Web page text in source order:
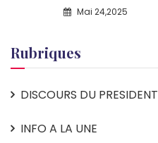
Mai 24,2025
Rubriques
DISCOURS DU PRESIDENT
INFO A LA UNE